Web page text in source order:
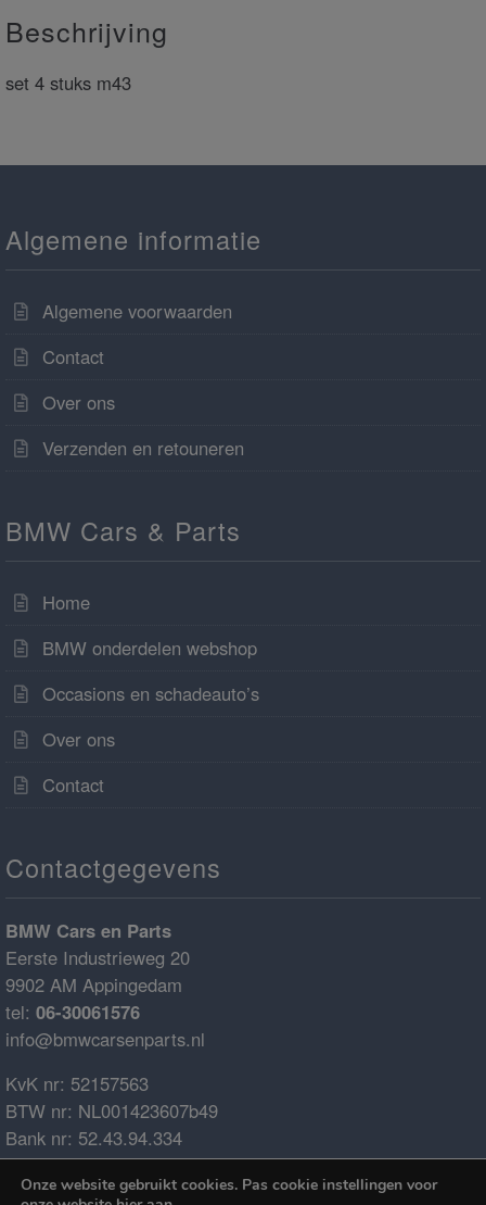
Beschrijving
set 4 stuks m43
Algemene informatie
Algemene voorwaarden
Contact
Over ons
Verzenden en retouneren
BMW Cars & Parts
Home
BMW onderdelen webshop
Occasions en schadeauto’s
Over ons
Contact
Contactgegevens
BMW Cars en Parts
Eerste Industrieweg 20
9902 AM Appingedam
tel: 06-30061576
info@bmwcarsenparts.nl
KvK nr: 52157563
BTW nr: NL001423607b49
Bank nr: 52.43.94.334
IBAN: NL68ABNA0524394334
BIC: ABNANL2A
Onze website gebruikt cookies. Pas cookie instellingen voor